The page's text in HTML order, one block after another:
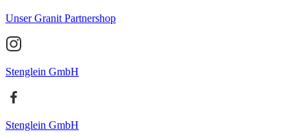
Unser Granit Partnershop
Stenglein GmbH
Stenglein GmbH